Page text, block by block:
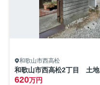
和歌山市西高松
和歌山市西高松2丁目 土地
620万円